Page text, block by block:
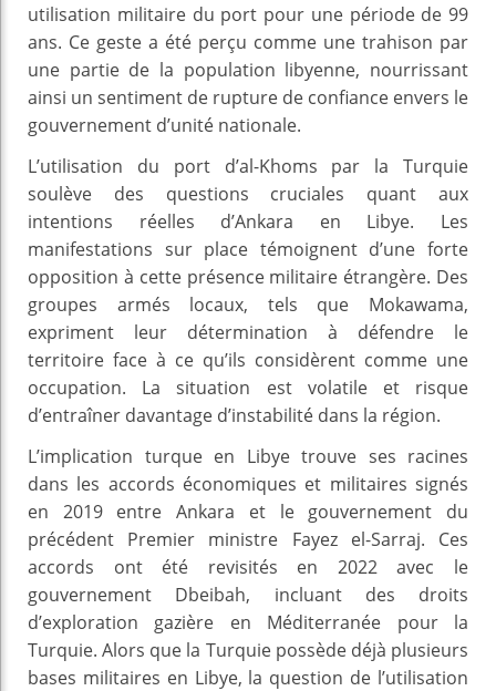
utilisation militaire du port pour une période de 99
ans. Ce geste a été perçu comme une trahison par
une partie de la population libyenne, nourrissant
ainsi un sentiment de rupture de confiance envers le
gouvernement d’unité nationale.
L’utilisation du port d’al-Khoms par la Turquie
soulève des questions cruciales quant aux
intentions réelles d’Ankara en Libye. Les
manifestations sur place témoignent d’une forte
opposition à cette présence militaire étrangère. Des
groupes armés locaux, tels que Mokawama,
expriment leur détermination à défendre le
territoire face à ce qu’ils considèrent comme une
occupation. La situation est volatile et risque
d’entraîner davantage d’instabilité dans la région.
L’implication turque en Libye trouve ses racines
dans les accords économiques et militaires signés
en 2019 entre Ankara et le gouvernement du
précédent Premier ministre Fayez el-Sarraj. Ces
accords ont été revisités en 2022 avec le
gouvernement Dbeibah, incluant des droits
d’exploration gazière en Méditerranée pour la
Turquie. Alors que la Turquie possède déjà plusieurs
bases militaires en Libye, la question de l’utilisation